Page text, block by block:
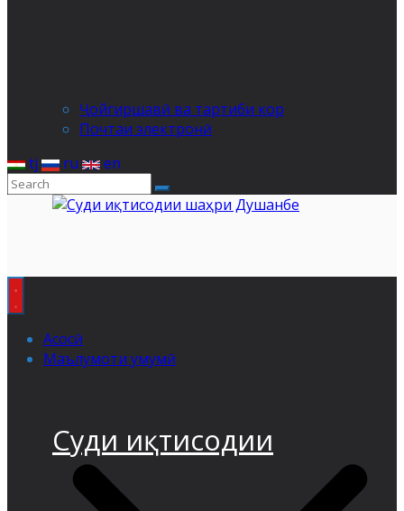
Ҷойгиршавӣ ва тартиби кор
Почтаи электронӣ
tj
ru en
Суди иқтисодии
Асосӣ
Маълумоти умумӣ